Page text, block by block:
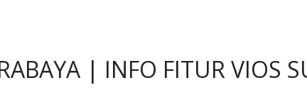
| INFO FITUR VIOS